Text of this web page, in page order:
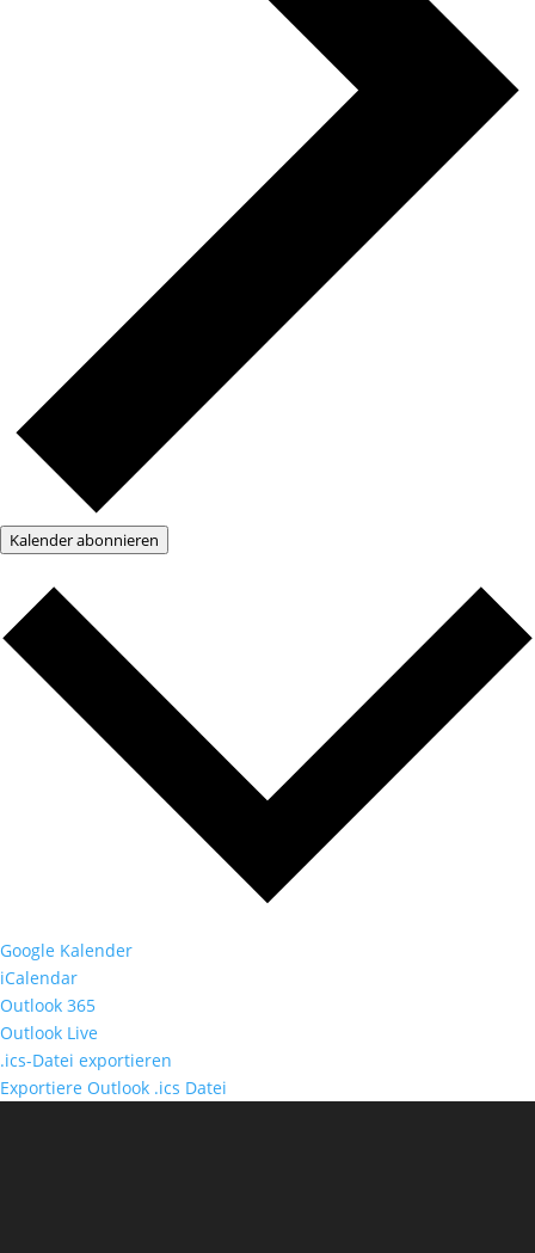
Kalender abonnieren
Google Kalender
iCalendar
Outlook 365
Outlook Live
.ics-Datei exportieren
Exportiere Outlook .ics Datei